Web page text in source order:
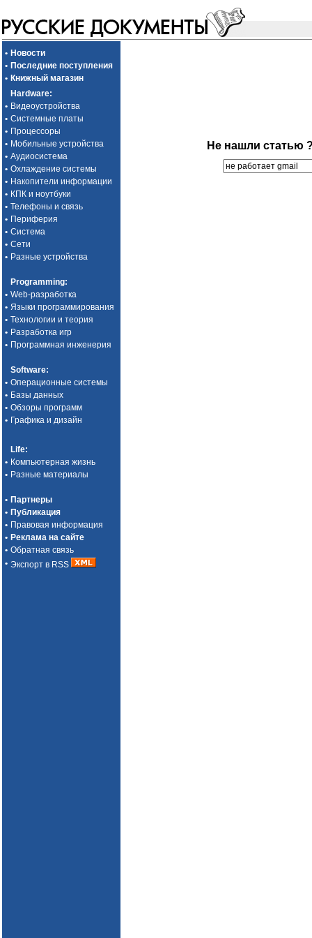
• Новости
• Последние поступления
• Книжный магазин
Hardware:
• Видеоустройства
• Системные платы
• Процессоры
• Мобильные устройства
• Аудиосистема
• Охлаждение системы
• Накопители информации
• КПК и ноутбуки
• Телефоны и связь
• Периферия
• Система
• Сети
• Разные устройства
Programming:
• Web-разработка
• Языки программирования
• Технологии и теория
• Разработка игр
• Программная инженерия
Software:
• Операционные системы
• Базы данных
• Обзоры программ
• Графика и дизайн
Life:
• Компьютерная жизнь
• Разные материалы
• Партнеры
• Публикация
• Правовая информация
• Реклама на сайте
• Обратная связь
• Экспорт в RSS
Не нашли статью